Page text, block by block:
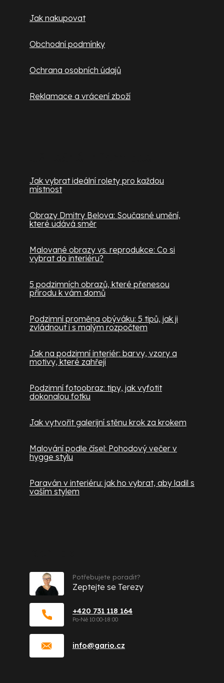
Jak nakupovat
Obchodní podmínky
Ochrana osobních údajů
Reklamace a vrácení zboží
Jak vybrat ideální rolety pro každou
místnost
Obrazy Dmitry Belova: Současné umění,
které udává směr
Malované obrazy vs. reprodukce: Co si
vybrat do interiéru?
5 podzimních obrazů, které přenesou
přírodu k vám domů
Podzimní proměna obýváku: 5 tipů, jak ji
zvládnout i s malým rozpočtem
Jak na podzimní interiér: barvy, vzory a
motivy, které zahřejí
Podzimní fotoobraz: tipy, jak vyfotit
dokonalou fotku
Jak vytvořit galerijní stěnu krok za krokem
Malování podle čísel: Pohodový večer v
hygge stylu
Paraván v interiéru: jak ho vybrat, aby ladil s
vaším stylem
info@gario.cz
+420 731 118 164
Potřebujete poradit?
Zeptejte se Terezy